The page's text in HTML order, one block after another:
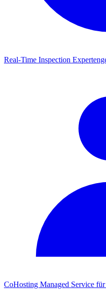
Real-Time Inspection
CoHosting Managed Service